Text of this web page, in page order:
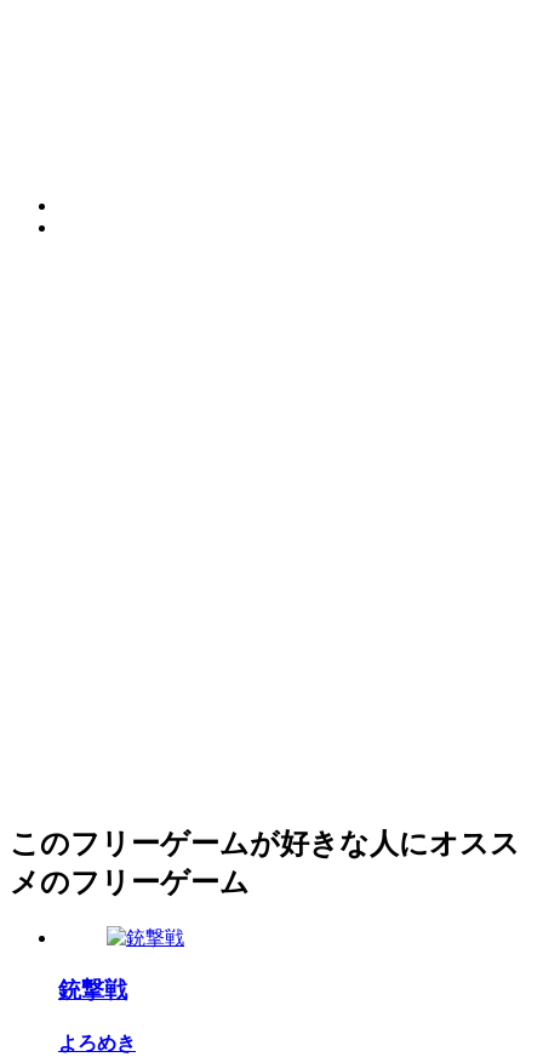
このフリーゲームが好きな人にオスス
メのフリーゲーム
銃撃戦
よろめき